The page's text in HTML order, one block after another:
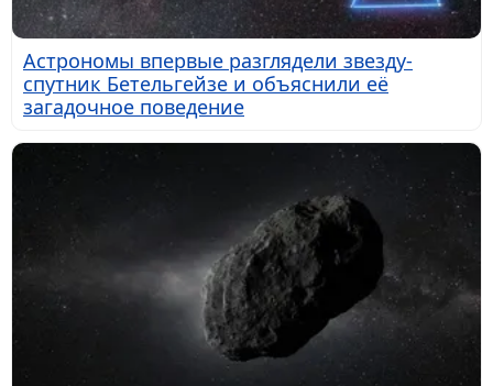
Астрономы впервые разглядели звезду-
спутник Бетельгейзе и объяснили её
загадочное поведение